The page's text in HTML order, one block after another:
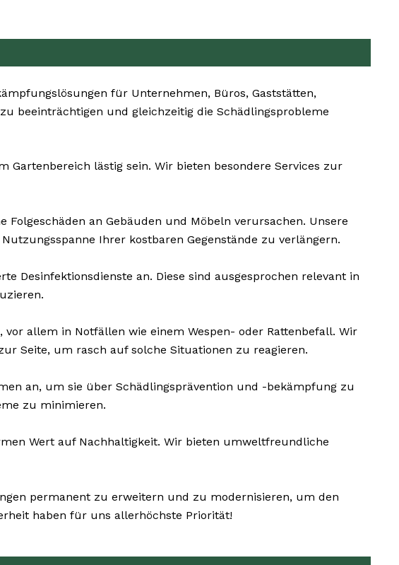
für Unternehmen, Büros, Gaststätten,
beeinträchtigen und gleichzeitig die Schädlingsprobleme
lästig sein. Wir bieten besondere Services zur
an Gebäuden und Möbeln verursachen. Unsere
Ihrer kostbaren Gegenstände zu verlängern.
Desinfektionsdienste an. Diese sind ausgesprochen relevant in
allem in Notfällen wie einem Wespen- oder Rattenbefall. Wir
Seite, um rasch auf solche Situationen zu reagieren.
an, um sie über Schädlingsprävention und -bekämpfung zu
zu minimieren.
Wert auf Nachhaltigkeit. Wir bieten umweltfreundliche
permanent zu erweitern und zu modernisieren, um den
haben für uns allerhöchste Priorität!